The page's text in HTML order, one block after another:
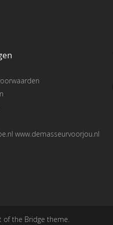
www.demasseurvoorjou.nl
of the Bridge theme.